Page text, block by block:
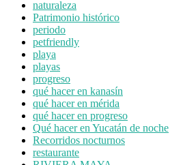
naturaleza
Patrimonio histórico
periodo
petfriendly
playa
playas
progreso
qué hacer en kanasín
qué hacer en mérida
qué hacer en progreso
Qué hacer en Yucatán de noche
Recorridos nocturnos
restaurante